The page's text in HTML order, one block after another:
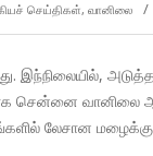
செய்திகள், வானிலை
அடுத்த
சென்னை
லேசான மழைக்கு